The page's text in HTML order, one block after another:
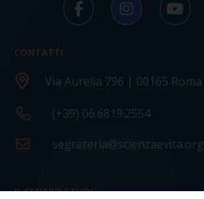
CONTATTI
Via Aurelia 796 | 00165 Roma
(+39) 06.6819.2554
segreteria@scienzaevita.org
IL CENTRO STUDI